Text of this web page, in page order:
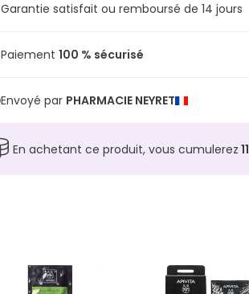
Garantie satisfait ou remboursé de 14 jours
Paiement 100 % sécurisé
Envoyé par PHARMACIE NEYRET
En achetant ce produit, vous cumulerez 11